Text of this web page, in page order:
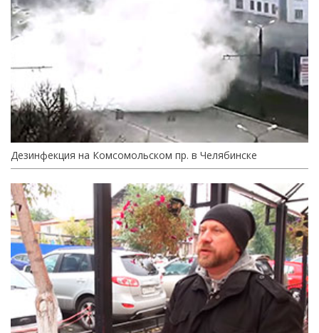
Дезинфекция на Комсомольском пр. в Челябинске